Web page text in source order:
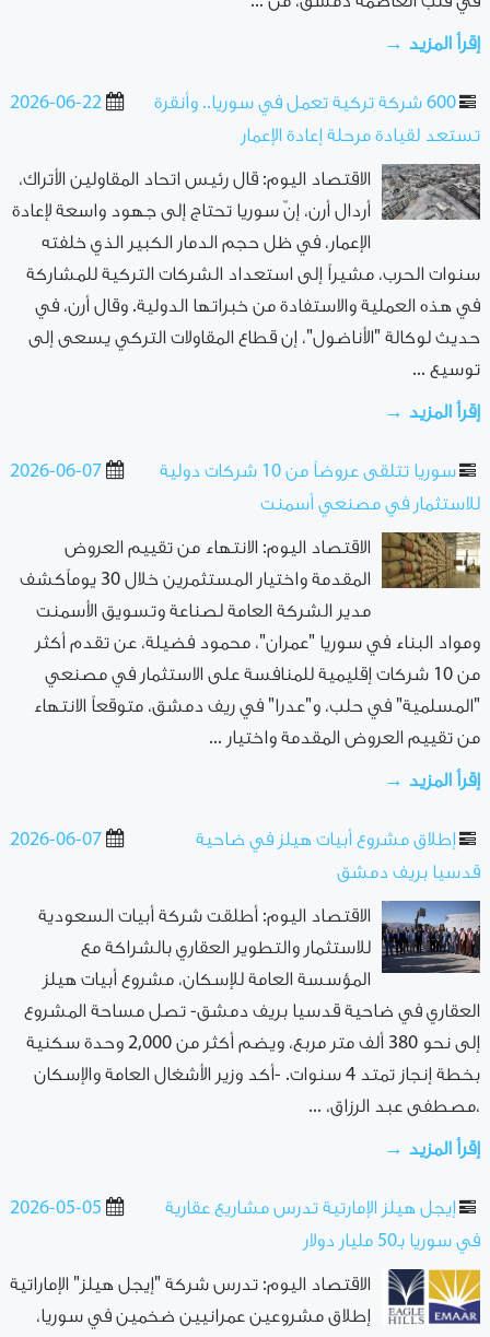
إقرأ المزيد →
2026-06-22
600 شركة تركية تعمل في سوريا.. وأنقرة
تستعد لقيادة مرحلة إعادة الإعمار
الاقتصاد اليوم: قال رئيس اتحاد المقاولين الأتراك،
أردال أرن، إنّ سوريا تحتاج إلى جهود واسعة لإعادة
الإعمار، في ظل حجم الدمار الكبير الذي خلفته
سنوات الحرب، مشيراً إلى استعداد الشركات التركية للمشاركة
في هذه العملية والاستفادة من خبراتها الدولية. وقال أرن، في
حديث لوكالة "الأناضول"، إن قطاع المقاولات التركي يسعى إلى
توسيع ...
إقرأ المزيد →
2026-06-07
سوريا تتلقى عروضاً من 10 شركات دولية
للاستثمار في مصنعي أسمنت
الاقتصاد اليوم: الانتهاء من تقييم العروض
المقدمة واختيار المستثمرين خلال 30 يوماًكشف
مدير الشركة العامة لصناعة وتسويق الأسمنت
ومواد البناء في سوريا "عمران"، محمود فضيلة، عن تقدم أكثر
من 10 شركات إقليمية للمنافسة على الاستثمار في مصنعي
"المسلمية" في حلب، و"عدرا" في ريف دمشق، متوقعاً الانتهاء
من تقييم العروض المقدمة واختيار ...
إقرأ المزيد →
2026-06-07
إطلاق مشروع أبيات هيلز في ضاحية
قدسيا بريف دمشق
الاقتصاد اليوم: أطلقت شركة أبيات السعودية
للاستثمار والتطوير العقاري بالشراكة مع
المؤسسة العامة للإسكان، مشروع أبيات هيلز
العقاري في ضاحية قدسيا بريف دمشق- تصل مساحة المشروع
إلى نحو 380 ألف متر مربع، ويضم أكثر من 2,000 وحدة سكنية
‏بخطة إنجاز تمتد 4 ‏سنوات. -أكد وزير الأشغال العامة والإسكان
،مصطفى عبد الرزاق، ...
إقرأ المزيد →
2026-05-05
إيجل هيلز الإمارتية تدرس مشاريع عقارية
في سوريا بـ50 مليار دولار
الاقتصاد اليوم: تدرس شركة "إيجل هيلز" الإماراتية
إطلاق مشروعين عمرانيين ضخمين في سوريا،